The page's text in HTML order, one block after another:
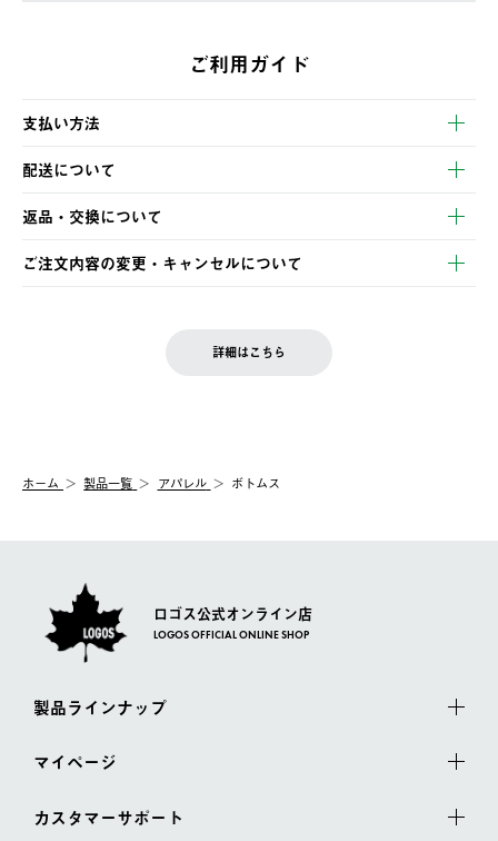
ご利用ガイド
支払い方法
以下のいずれかの方法でお支払いいただけます。
・クレジットカード決済
・コンビニ決済
・Pay-easy決済
配送について
【発送スケジュール】
ご注文・ご入金完了より2営業日以内に商品を発送いたします。
土日祝の発送はございませんので、木曜日以降のご注文は週明け
の発送となる場合がございます。
【配送業者】
佐川急便にて配送されます。
返品・交換について
※お客様都合の場合
お客様都合の返品にかかる送料は、お客様ご負担とさせていただ
む）は受け付けておりません。
一度お手元の商品を返品いただき、ご希望商品を再注文してくだ
ご注文内容の変更・キャンセルについて
LOGOS FAMILY会員の方は、会員マイページ内 購入履歴画面に
詳細はこちら
ホーム 製品一覧 アパレル ボトムス
ロゴス公式オンライン店
LOGOS OFFICIAL ONLINE SHOP
製品ラインナップ
マイページ
カスタマーサポート